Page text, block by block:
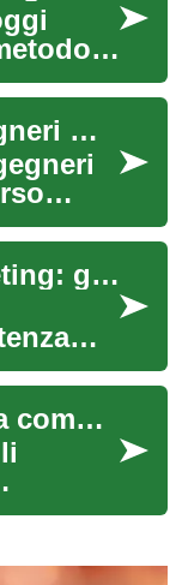
Formazione per Ingegneri Meccanici: Guida Completa ai Corsi e alle Certificazioni
in
Corsi di digital marketing: guida alla formazione
settori
I frigoriferi: una guida completa all'elettrodomestico essenziale per la cucina